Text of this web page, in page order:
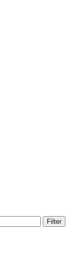
Filter